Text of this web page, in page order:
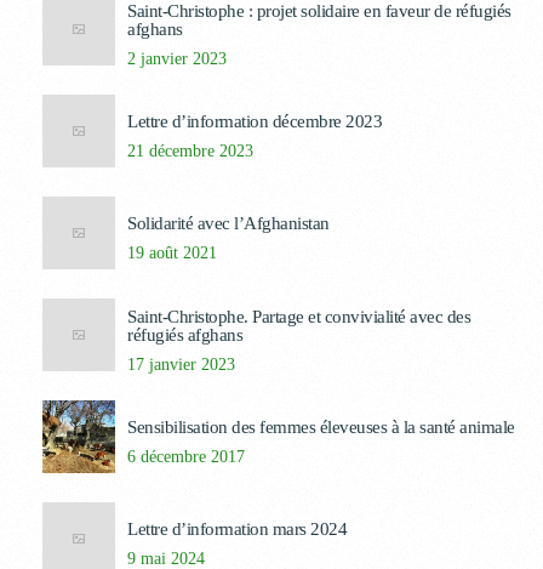
Saint-Christophe : projet solidaire en faveur de réfugiés
afghans
2 janvier 2023
Lettre d’information décembre 2023
21 décembre 2023
Solidarité avec l’Afghanistan
19 août 2021
Saint-Christophe. Partage et convivialité avec des
réfugiés afghans
17 janvier 2023
Sensibilisation des femmes éleveuses à la santé animale
6 décembre 2017
Lettre d’information mars 2024
9 mai 2024